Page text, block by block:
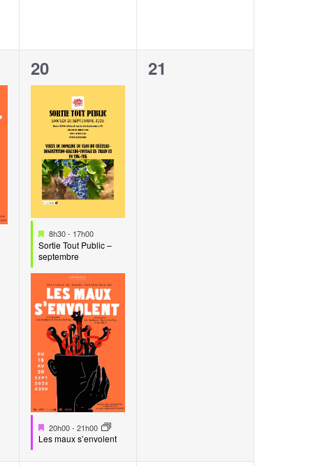
2
évènements,
20
Mis
en
avant
8h30- 17h00
Sortie Tout Public –
septembre
Mis
en
20h00-21h00
Les maux s’envolent
0
21